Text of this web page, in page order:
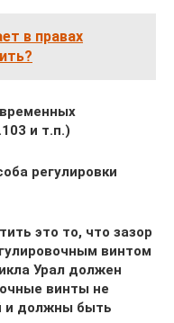
в правах
и т.п.)
регулировки
это то, что зазор
винтом
Урал должен
винты не
и должны быть